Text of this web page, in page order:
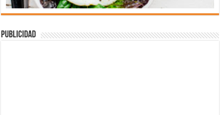
Publicidad